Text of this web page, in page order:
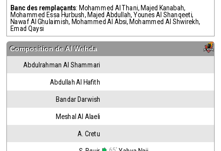
Banc des remplaçants: Mohammed Al Thani, Majed Kanabah,
Mohammed Essa Hurbush, Majed Abdullah, Younes Al Shanqeeti,
Nawaf Al Ghulaimish, Mohammed Al Absi, Mohammed Al Shwirekh,
Emad Qaysi
Composition deAl Wehda
Abdulrahman Al Shammari
Abdullah Al Hafith
Bandar Darwish
Meshal Al Alaeli
A. Cretu